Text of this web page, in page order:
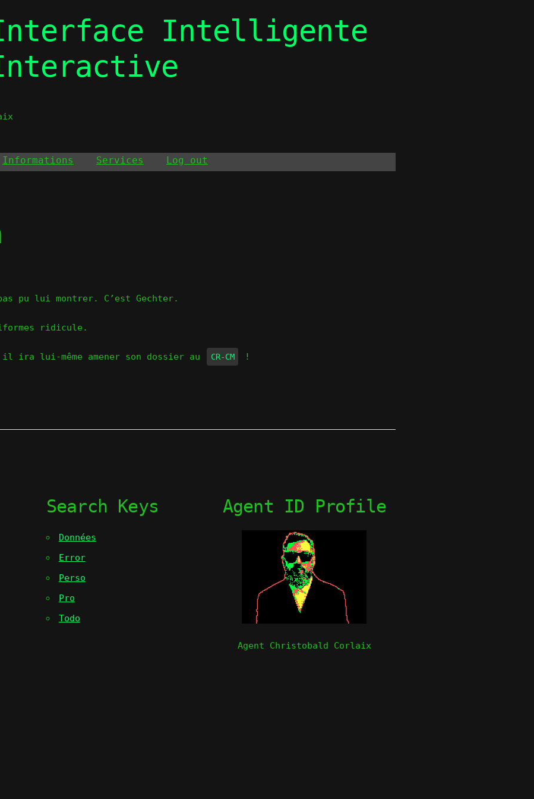
Intelligente
Informations Services Log out
pu lui montrer. C’est Gechter.
ridicule.
ira lui-même amener son dossier au CR-CM !
Search Keys
Données
Error
Perso
Pro
Todo
Agent ID Profile
Agent Christobald Corlaix